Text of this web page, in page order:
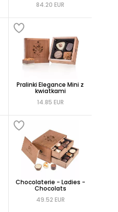
84.20 EUR
Pralinki Elegance Mini z
kwiatkami
14.85 EUR
Chocolaterie - Ladies -
Chocolats
49.52 EUR